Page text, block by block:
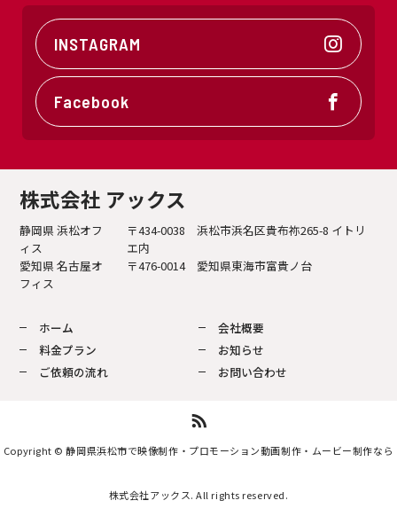
INSTAGRAM
Facebook
株式会社 アックス
静岡県 浜松オフ
ィス
〒434-0038 浜松市浜名区貴布祢265-8 イトリ
エ内
愛知県 名古屋オ
フィス
〒476-0014 愛知県東海市富貴ノ台
ホーム
料金プラン
ご依頼の流れ
会社概要
お知らせ
お問い合わせ
Copyright © 静岡県浜松市で映像制作・プロモーション動画制作・ムービー制作なら
株式会社アックス. All rights reserved.